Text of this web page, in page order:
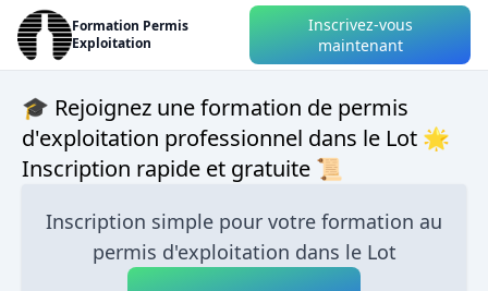
Formation Permis
Exploitation
Inscrivez-vous
maintenant
🎓 Rejoignez une formation de permis
d'exploitation professionnel dans le Lot 🌟
Inscription rapide et gratuite 📜
Inscription simple pour votre formation au
permis d'exploitation dans le Lot